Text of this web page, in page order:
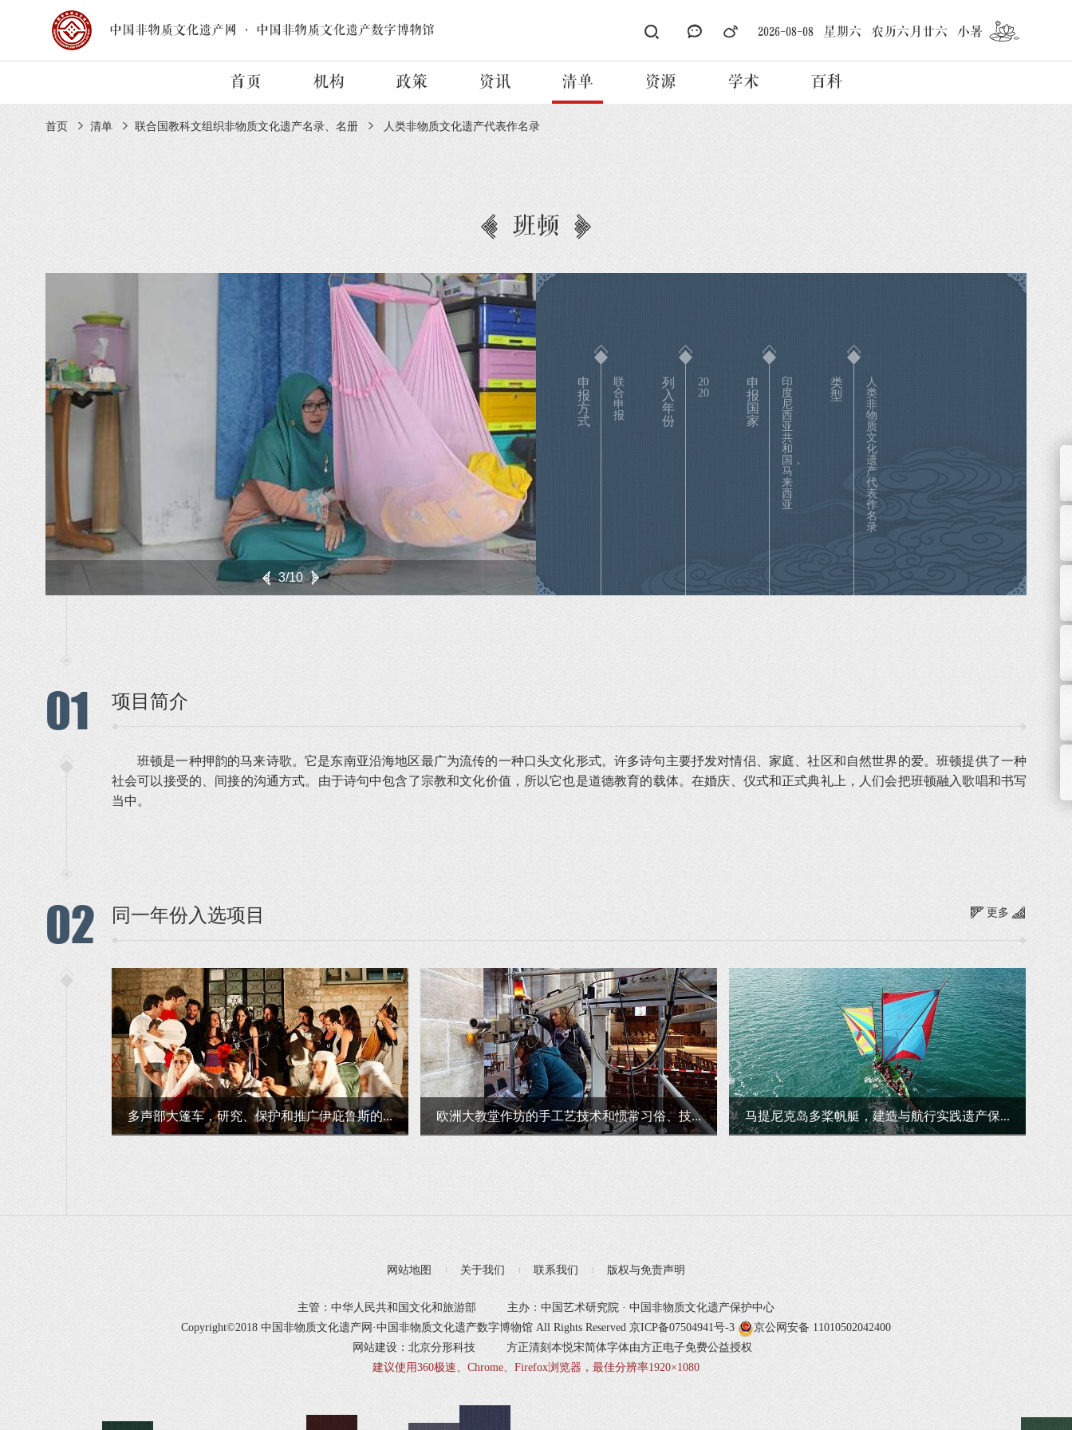
中国非物质文化遗产网 · 中国非物质文化遗产数字博物馆 2026-08-08 星期六 农历六月廿六 小暑
首页 机构 政策 资讯 清单 资源 学术 百科
首页 清单 联合国教科文组织非物质文化遗产名录、名册 人类非物质文化遗产代表作名录
班顿
3/10
申
报
方
式
联
合
申
报
列
入
年
份
20
20
申
报
国
家
印
度
尼
西
亚
共
和
国，
马
来
西
亚
类
型
人
类
非
物
质
文
化
遗
产
代
表
作
名
录
01 项目简介
班顿是一种押韵的马来诗歌。它是东南亚沿海地区最广为流传的一种口头文化形式。许多诗句主要抒发对情侣、家庭、社区和自然世界的爱。班顿提供了一种
社会可以接受的、间接的沟通方式。由于诗句中包含了宗教和文化价值，所以它也是道德教育的载体。在婚庆、仪式和正式典礼上，人们会把班顿融入歌唱和书写
当中。
02 更多
同一年份入选项目
多声部大篷车，研究、保护和推广伊庇鲁斯的... 欧洲大教堂作坊的手工艺技术和惯常习俗、技... 马提尼克岛多桨帆艇，建造与航行实践遗产保...
网站地图 关于我们 联系我们 版权与免责声明
主管：中华人民共和国文化和旅游部
主办：中国艺术研究院 · 中国非物质文化遗产保护中心
Copyright©2018 中国非物质文化遗产网·中国非物质文化遗产数字博物馆 All Rights Reserved 京ICP备07504941号-3
京公网安备 11010502042400
网站建设：北京分形科技
方正清刻本悦宋简体字体由方正电子免费公益授权
建议使用360极速、Chrome、Firefox浏览器，最佳分辨率1920×1080